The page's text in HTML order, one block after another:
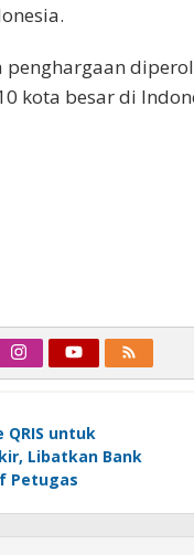
kota besar di
QRIS untuk
Libatkan Bank
Petugas